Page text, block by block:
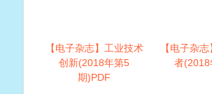
【电子杂志】工业技术
创新(2018年第5
期)PDF
【电子杂
者(2018